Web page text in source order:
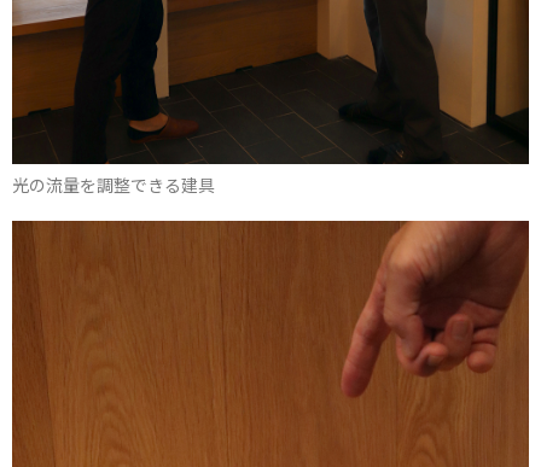
光の流量を調整できる建具